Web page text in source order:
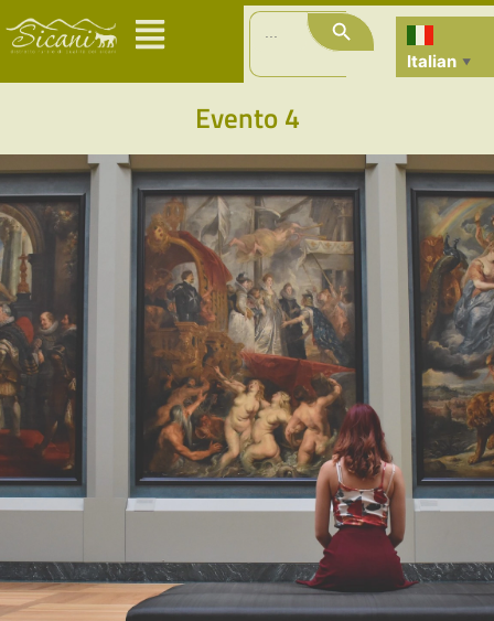
Search
for:
Search Button
Italian ▼
Evento 4